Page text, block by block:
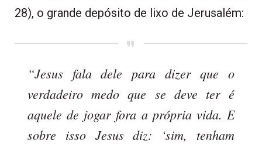
28), o grande depósito de lixo de Jerusalém:
“Jesus fala dele para dizer que o
verdadeiro medo que se deve ter é
aquele de jogar fora a própria vida. E
sobre isso Jesus diz: ‘sim, tenham